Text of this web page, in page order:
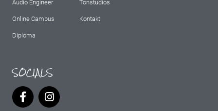
Audio Engineer
Online Campus
Diploma
Tonstudios
Kontakt
SOCIALS